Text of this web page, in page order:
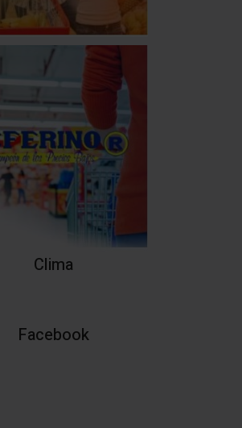
Clima
Facebook